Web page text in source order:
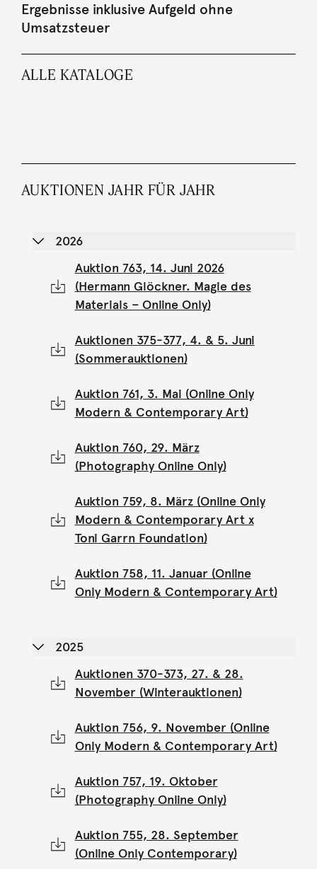
Ergebnisse inklusive Aufgeld ohne
Umsatzsteuer
ALLE KATALOGE
AUKTIONEN JAHR FÜR JAHR
2026
Auktion 763, 14. Juni 2026
(Hermann Glöckner. Magie des
Materials – Online Only)
Auktionen 375-377, 4. & 5. Juni
(Sommerauktionen)
Auktion 761, 3. Mai (Online Only
Modern & Contemporary Art)
Auktion 760, 29. März
(Photography Online Only)
Auktion 759, 8. März (Online Only
Modern & Contemporary Art x
Toni Garrn Foundation)
Auktion 758, 11. Januar (Online
Only Modern & Contemporary Art)
2025
Auktionen 370-373, 27. & 28.
November (Winterauktionen)
Auktion 756, 9. November (Online
Only Modern & Contemporary Art)
Auktion 757, 19. Oktober
(Photography Online Only)
Auktion 755, 28. September
(Online Only Contemporary)